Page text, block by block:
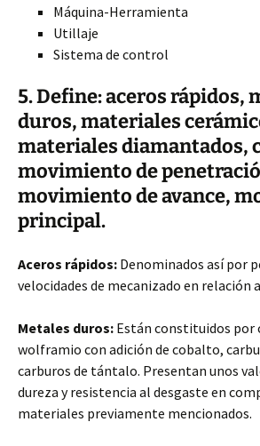
Máquina-Herramienta
Utillaje
Sistema de control
5. Define: aceros rápidos,
duros, materiales
materiales diamantados,
movimiento de
movimiento de avance,
principal.
Aceros rápidos: Denominados así por
velocidades de mecanizado en relación
Metales duros: Están constituidos por
wolframio con adición de cobalto,
carburos de tántalo. Presentan unos
dureza y resistencia al desgaste en
materiales previamente mencionados.